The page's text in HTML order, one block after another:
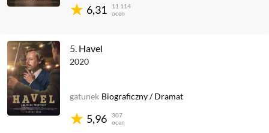
6,31
11 114
ocen
5. Havel
2020
5,96
307
ocen
gatunek Biograficzny/Dramat